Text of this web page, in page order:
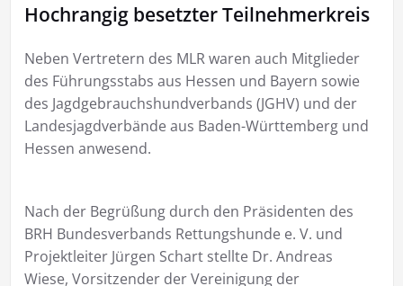
Hochrangig besetzter Teilnehmerkreis
Neben Vertretern des MLR waren auch Mitglieder
des Führungsstabs aus Hessen und Bayern sowie
des Jagdgebrauchshundverbands (JGHV) und der
Landesjagdverbände aus Baden-Württemberg und
Hessen anwesend.
Nach der Begrüßung durch den Präsidenten des
BRH Bundesverbands Rettungshunde e. V. und
Projektleiter Jürgen Schart stellte Dr. Andreas
Wiese, Vorsitzender der Vereinigung der